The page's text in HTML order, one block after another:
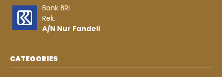
Bank BRI
Rek.
A/N Nur Fandeli
CATEGORIES